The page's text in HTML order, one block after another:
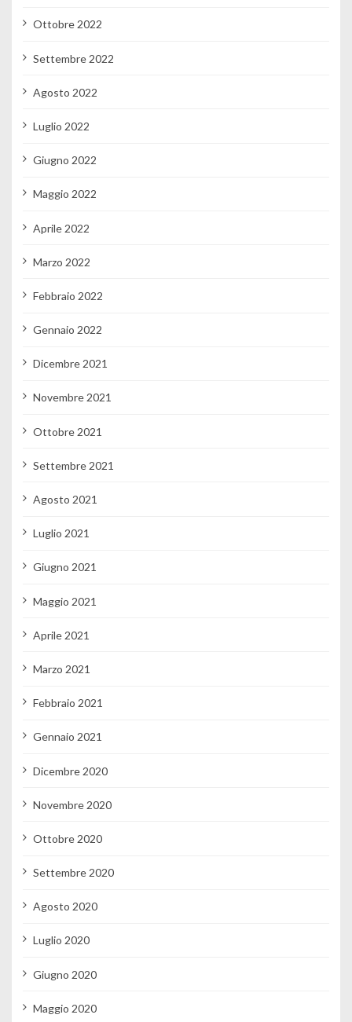
Ottobre 2022
Settembre 2022
Agosto 2022
Luglio 2022
Giugno 2022
Maggio 2022
Aprile 2022
Marzo 2022
Febbraio 2022
Gennaio 2022
Dicembre 2021
Novembre 2021
Ottobre 2021
Settembre 2021
Agosto 2021
Luglio 2021
Giugno 2021
Maggio 2021
Aprile 2021
Marzo 2021
Febbraio 2021
Gennaio 2021
Dicembre 2020
Novembre 2020
Ottobre 2020
Settembre 2020
Agosto 2020
Luglio 2020
Giugno 2020
Maggio 2020